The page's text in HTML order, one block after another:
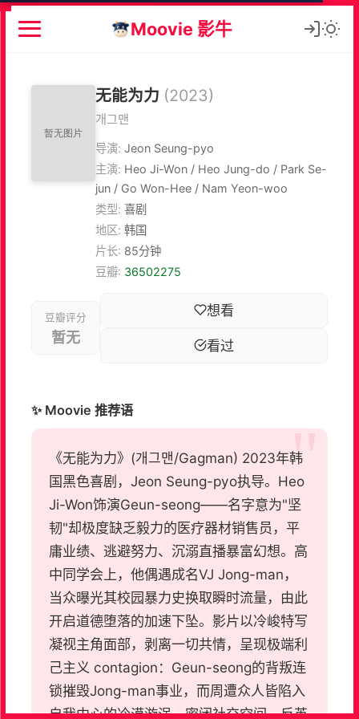
Moovie 影牛
无能为力 (2023)
개그맨
导演: Jeon Seung-pyo
主演: Heo Ji-Won / Heo Jung-do / Park Se-
jun / Go Won-Hee / Nam Yeon-woo
类型: 喜剧
地区: 韩国
片长: 85分钟
豆瓣: 36502275
豆瓣评分
暂无
想看
看过
✨ Moovie 推荐语
《无能为力》(개그맨/Gagman) 2023年韩
国黑色喜剧，Jeon Seung-pyo执导。Heo
Ji-Won饰演Geun-seong——名字意为"坚
韧"却极度缺乏毅力的医疗器材销售员，平
庸业绩、逃避努力、沉溺直播暴富幻想。高
中同学会上，他偶遇成名VJ Jong-man，
当众曝光其校园暴力史换取瞬时流量，由此
开启道德堕落的加速下坠。影片以冷峻特写
凝视主角面部，剥离一切共情，呈现极端利
己主义 contagion：Geun-seong的背叛连
锁摧毁Jong-man事业，而周遭众人皆陷入
自我中心的冷漠漩涡。密闭社交空间、反英